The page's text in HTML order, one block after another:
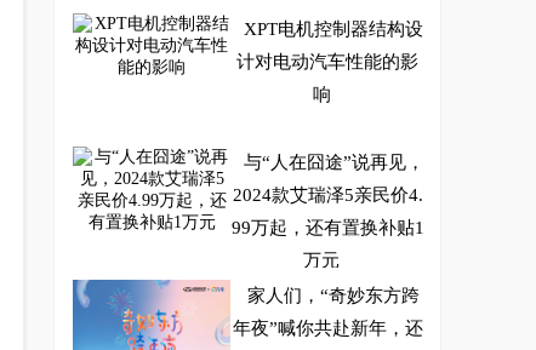
XPT电机控制器结构设
计对电动汽车性能的影
响
与“人在囧途”说再见，
2024款艾瑞泽5亲民价4.
99万起，还有置换补贴1
万元
家人们，“奇妙东方跨
年夜”喊你共赴新年，还